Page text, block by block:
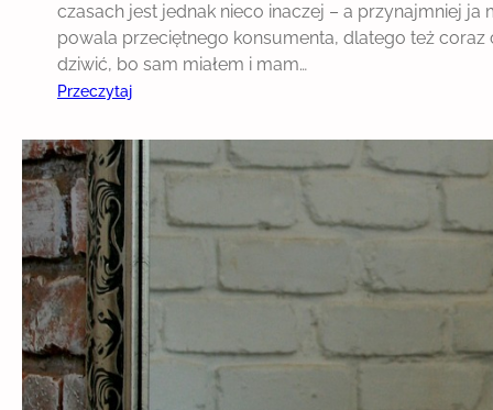
czasach jest jednak nieco inaczej – a przynajmniej
powala przeciętnego konsumenta, dlatego też
dziwić, bo sam miałem i mam…
Przeczytaj:
r
ż
u
j
y
n